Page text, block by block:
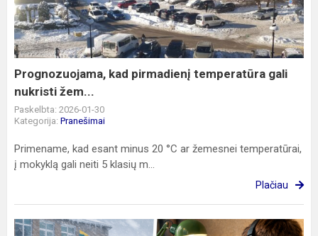
temperatūra
gali
nukristi
žem...
Prognozuojama, kad pirmadienį temperatūra gali
nukristi žem...
Paskelbta: 2026-01-30
Kategorija: Pranešimai
Primename, kad esant minus 20 °C ar žemesnei temperatūrai,
į mokyklą gali neiti 5 klasių m...
Plačiau
Dėl